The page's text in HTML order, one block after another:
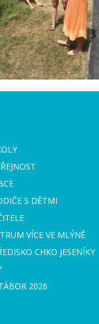
S DĚTMI
VÍCE VE MLÝNĚ
CHKO JESENÍKY
2026